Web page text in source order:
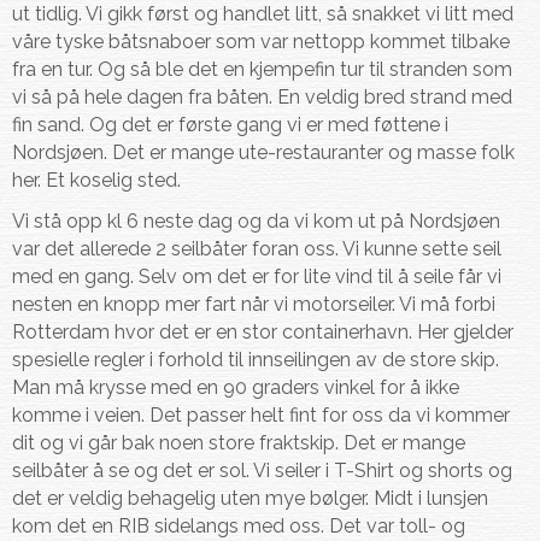
ut tidlig. Vi gikk først og handlet litt, så snakket vi litt med
våre tyske båtsnaboer som var nettopp kommet tilbake
fra en tur. Og så ble det en kjempefin tur til stranden som
vi så på hele dagen fra båten. En veldig bred strand med
fin sand. Og det er første gang vi er med føttene i
Nordsjøen. Det er mange ute-restauranter og masse folk
her. Et koselig sted.
Vi stå opp kl 6 neste dag og da vi kom ut på Nordsjøen
var det allerede 2 seilbåter foran oss. Vi kunne sette seil
med en gang. Selv om det er for lite vind til å seile får vi
nesten en knopp mer fart når vi motorseiler. Vi må forbi
Rotterdam hvor det er en stor containerhavn. Her gjelder
spesielle regler i forhold til innseilingen av de store skip.
Man må krysse med en 90 graders vinkel for å ikke
komme i veien. Det passer helt fint for oss da vi kommer
dit og vi går bak noen store fraktskip. Det er mange
seilbåter å se og det er sol. Vi seiler i T-Shirt og shorts og
det er veldig behagelig uten mye bølger. Midt i lunsjen
kom det en RIB sidelangs med oss. Det var toll- og